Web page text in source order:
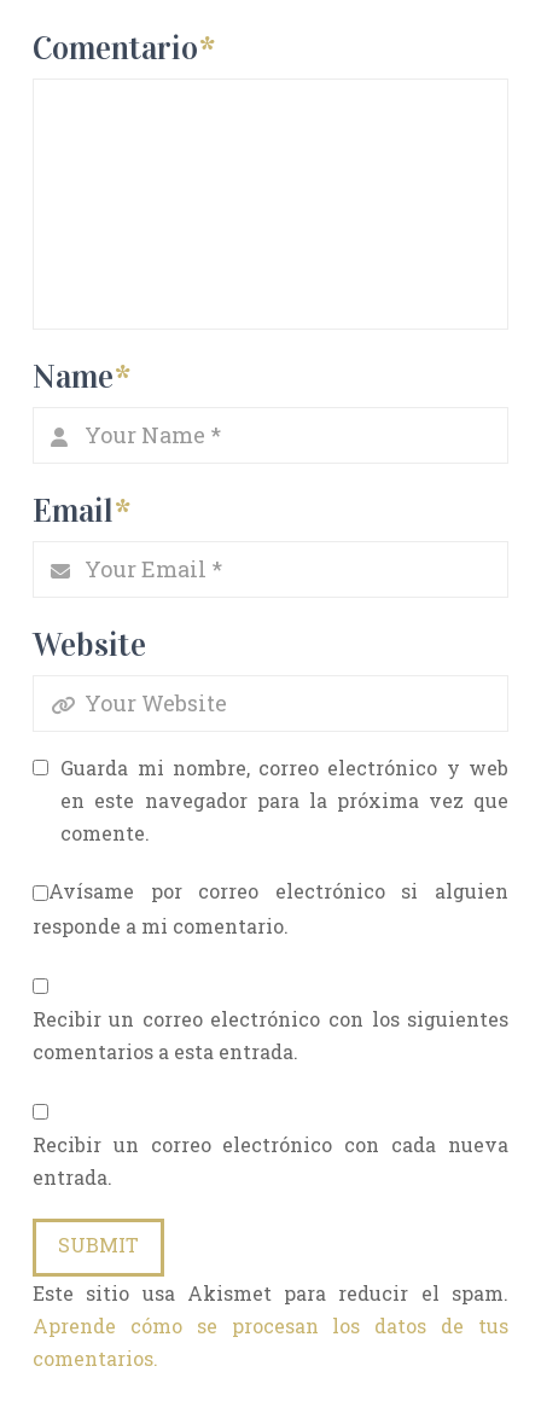
Comentario*
Name*
Email*
Website
Guarda mi nombre, correo electrónico y web
en este navegador para la próxima vez que
comente.
Avísame por correo electrónico si alguien
responde a mi comentario.
Recibir un correo electrónico con los siguientes
comentarios a esta entrada.
Recibir un correo electrónico con cada nueva
entrada.
Este sitio usa Akismet para reducir el spam.
Aprende cómo se procesan los datos de tus
comentarios.